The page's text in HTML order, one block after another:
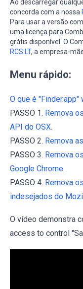
Ao descarregar
concorda com a nossa
Para usar a versão
uma licença para
grátis disponível. O
RCS LT, a empresa-
Menu rápido:
O que é
PASSO 1. Remova
API do OSX.
PASSO 2. Remova
PASSO 3. Remova
Google Chrome.
PASSO 4. Remova
indesejados do
O vídeo demonstra
access to control